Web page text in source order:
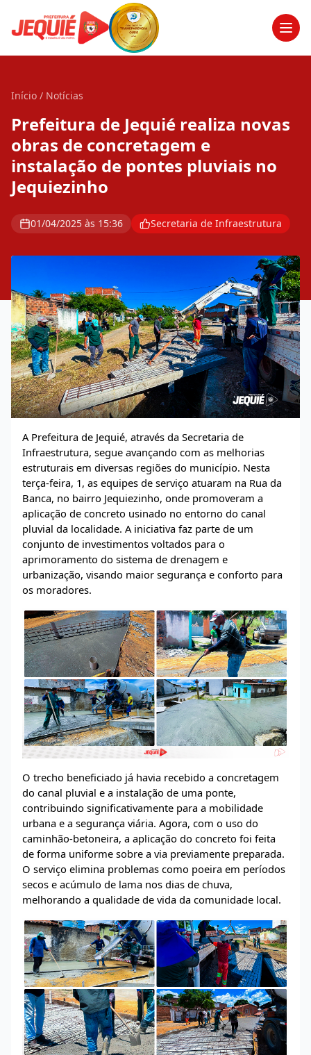
Início / Notícias
Prefeitura de Jequié realiza novas
obras de concretagem e
instalação de pontes pluviais no
Jequiezinho
01/04/2025 às 15:36 Secretaria de Infraestrutura
A Prefeitura de Jequié, através da Secretaria de
Infraestrutura, segue avançando com as melhorias
estruturais em diversas regiões do município. Nesta
terça-feira, 1, as equipes de serviço atuaram na Rua da
Banca, no bairro Jequiezinho, onde promoveram a
aplicação de concreto usinado no entorno do canal
pluvial da localidade. A iniciativa faz parte de um
conjunto de investimentos voltados para o
aprimoramento do sistema de drenagem e
urbanização, visando maior segurança e conforto para
os moradores.
O trecho beneficiado já havia recebido a concretagem
do canal pluvial e a instalação de uma ponte,
contribuindo significativamente para a mobilidade
urbana e a segurança viária. Agora, com o uso do
caminhão-betoneira, a aplicação do concreto foi feita
de forma uniforme sobre a via previamente preparada.
O serviço elimina problemas como poeira em períodos
secos e acúmulo de lama nos dias de chuva,
melhorando a qualidade de vida da comunidade local.